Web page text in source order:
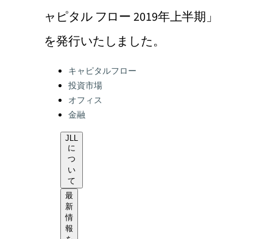
ャピタル フロー 2019年上半期」
を発行いたしました。
Categories:キャピタルフロー
投資市場
オフィス
金融
JLL
に
つ
い
て
最
新
情
報